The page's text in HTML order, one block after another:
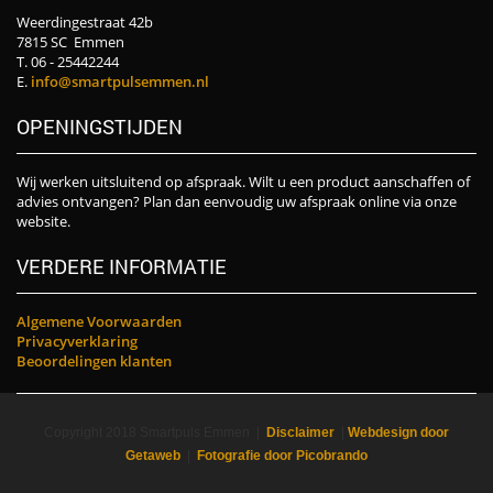
Weerdingestraat 42b
7815 SC Emmen
T. 06 - 25442244
E. info@smartpulsemmen.nl
OPENINGSTIJDEN
Wij werken uitsluitend op afspraak. Wilt u een product aanschaffen of
advies ontvangen? Plan dan eenvoudig uw afspraak online via onze
website.
VERDERE INFORMATIE
Algemene Voorwaarden
Privacyverklaring
Beoordelingen klanten
Disclaimer
Webdesign door
Getaweb
Fotografie door Picobrando